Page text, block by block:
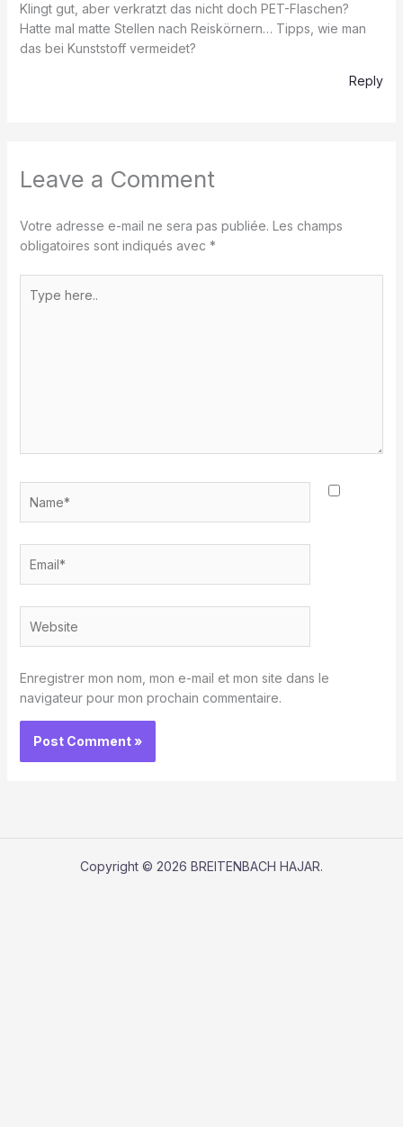
Klingt gut, aber verkratzt das nicht doch PET-Flaschen?
Hatte mal matte Stellen nach Reiskörnern… Tipps, wie man
das bei Kunststoff vermeidet?
Reply
Leave a Comment
Votre adresse e-mail ne sera pas publiée. Les champs
obligatoires sont indiqués avec *
here..
Enregistrer mon nom, mon e-mail et mon site dans le
navigateur pour mon prochain commentaire.
Copyright © 2026 BREITENBACH HAJAR.